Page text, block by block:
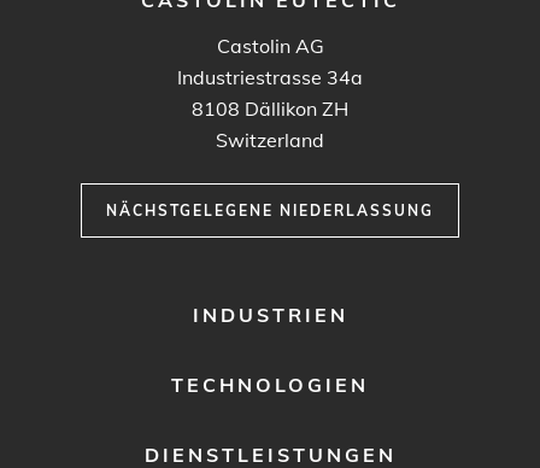
Castolin AG
Industriestrasse 34a
8108 Dällikon ZH
Switzerland
NÄCHSTGELEGENE NIEDERLASSUNG
INDUSTRIEN
TECHNOLOGIEN
DIENSTLEISTUNGEN